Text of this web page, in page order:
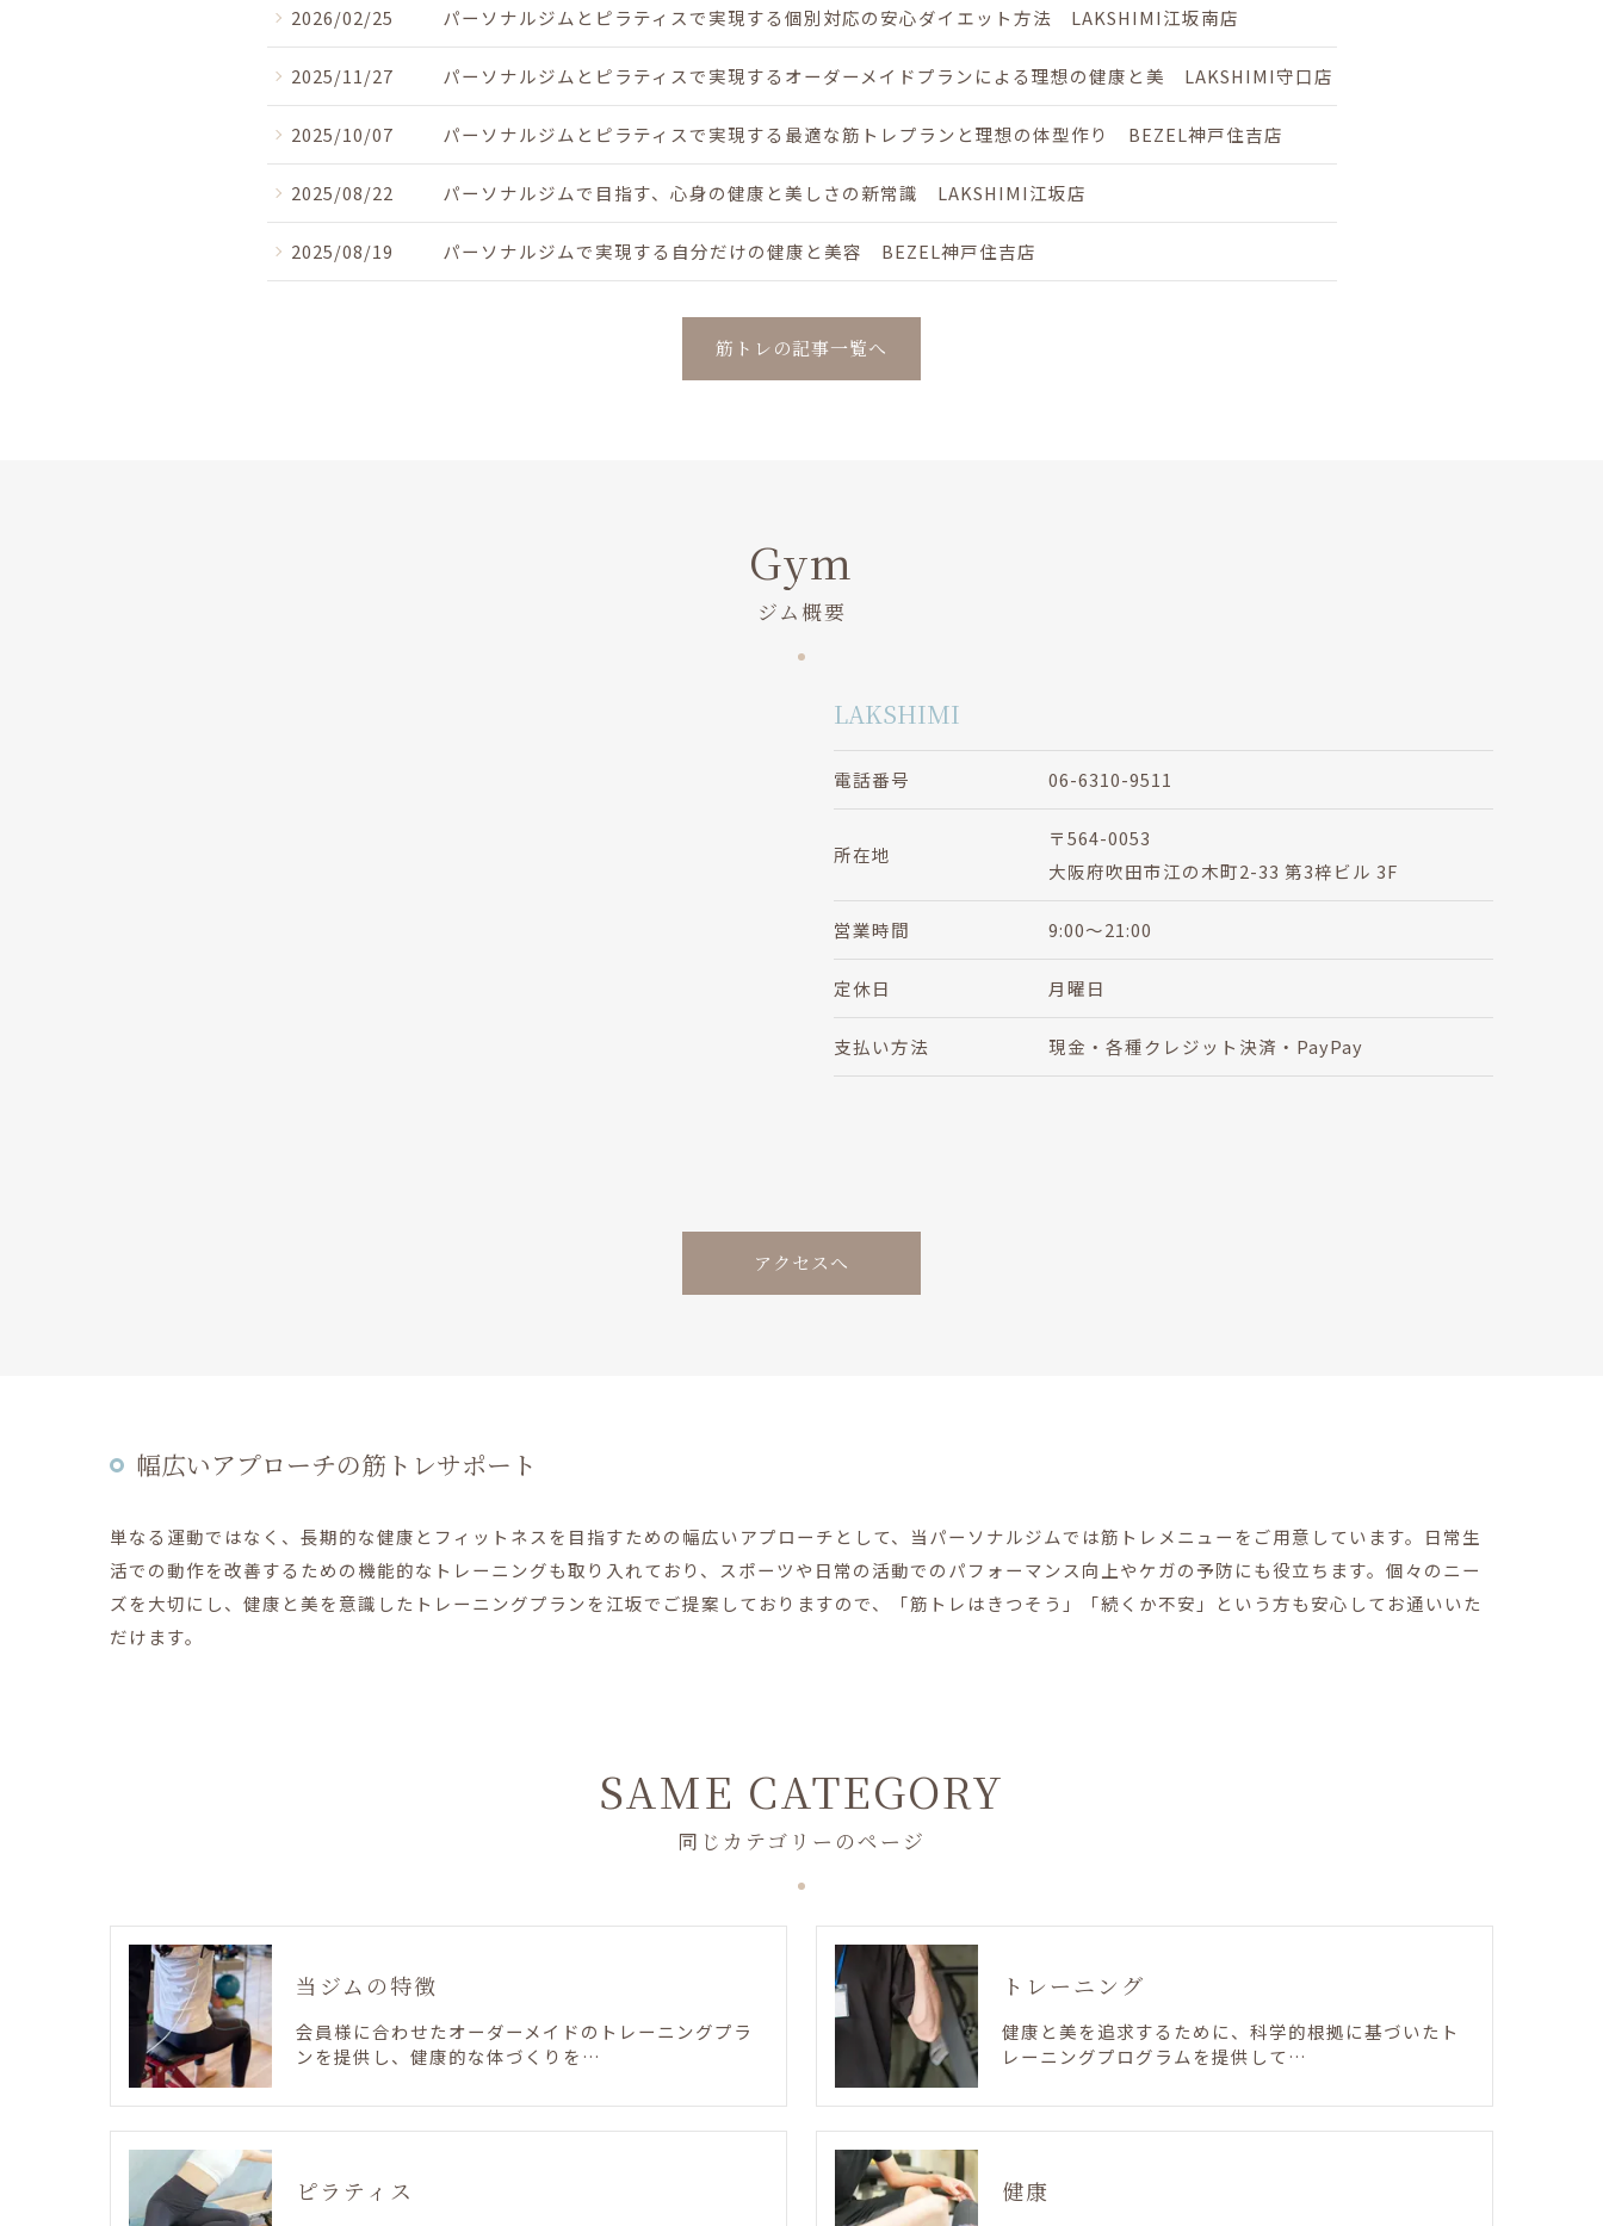
2026/02/25 パーソナルジムとピラティスで実現する個別対応の安心ダイエット方法 LAKSHIMI江坂南店
2025/11/27 パーソナルジムとピラティスで実現するオーダーメイドプランによる理想の健康と美 LAKSHIMI守口店
2025/10/07 パーソナルジムとピラティスで実現する最適な筋トレプランと理想の体型作り BEZEL神戸住吉店
2025/08/22 パーソナルジムで目指す、心身の健康と美しさの新常識 LAKSHIMI江坂店
2025/08/19 パーソナルジムで実現する自分だけの健康と美容 BEZEL神戸住吉店
筋トレの記事一覧へ
ジム概要
Gym
LAKSHIMI
電話番号 06-6310-9511
所在地
〒564-0053
大阪府吹田市江の木町2-33 第3梓ビル 3F
営業時間 9:00～21:00
定休日 月曜日
支払い方法 現金・各種クレジット決済・PayPay
アクセスへ
幅広いアプローチの筋トレサポート
単なる運動ではなく、長期的な健康とフィットネスを目指すための幅広いアプローチとして、当パーソナルジムでは筋トレメニューをご用意しています。日常生
活での動作を改善するための機能的なトレーニングも取り入れており、スポーツや日常の活動でのパフォーマンス向上やケガの予防にも役立ちます。個々のニー
ズを大切にし、健康と美を意識したトレーニングプランを江坂でご提案しておりますので、「筋トレはきつそう」「続くか不安」という方も安心してお通いいた
だけます。
同じカテゴリーのページ
SAME CATEGORY
当ジムの特徴
会員様に合わせたオーダーメイドのトレーニングプラ
ンを提供し、健康的な体づくりを…
トレーニング
健康と美を追求するために、科学的根拠に基づいたト
レーニングプログラムを提供して…
ピラティス 健康